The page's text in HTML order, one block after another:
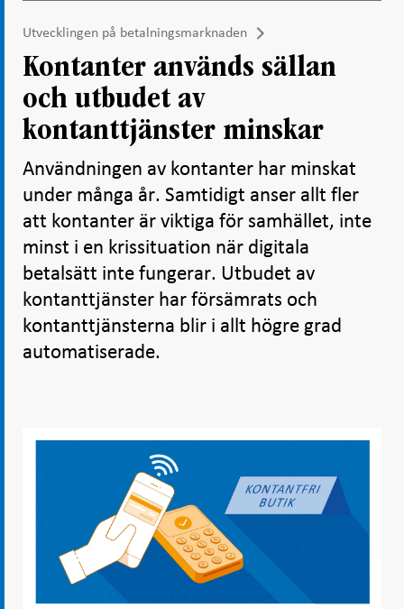
Utvecklingen på betalningsmarknaden
Kontanter används sällan
och utbudet av
kontanttjänster minskar
Användningen av kontanter har minskat
under många år. Samtidigt anser allt fler
att kontanter är viktiga för samhället, inte
minst i en krissituation när digitala
betalsätt inte fungerar. Utbudet av
kontanttjänster har försämrats och
kontanttjänsterna blir i allt högre grad
automatiserade.